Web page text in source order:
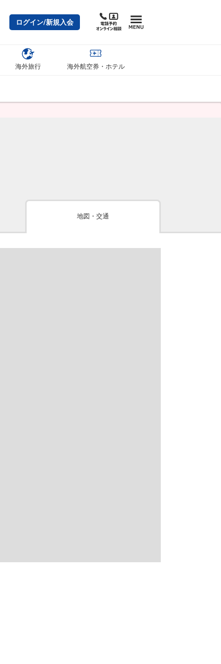
ログイン/新規入会
海外旅行 海外航空券・ホテル
地図・交通